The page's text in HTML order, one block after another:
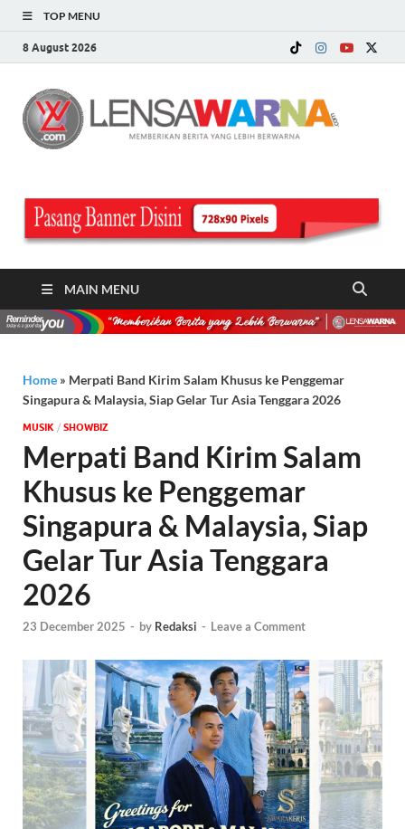
TOP MENU
8 August 2026
MAIN MENU
Home » Merpati Band Kirim Salam Khusus ke Penggemar
Singapura & Malaysia, Siap Gelar Tur Asia Tenggara 2026
MUSIK / ‎SHOWBIZ
Merpati Band Kirim Salam
Khusus ke Penggemar
Singapura & Malaysia, Siap
Gelar Tur Asia Tenggara
2026
23 December 2025 - by Redaksi - Leave a Comment